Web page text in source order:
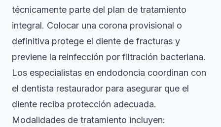
técnicamente parte del plan de tratamiento
integral. Colocar una corona provisional o
definitiva protege el diente de fracturas y
previene la reinfección por filtración bacteriana.
Los especialistas en endodoncia coordinan con
el dentista restaurador para asegurar que el
diente reciba protección adecuada.
Modalidades de tratamiento incluyen: